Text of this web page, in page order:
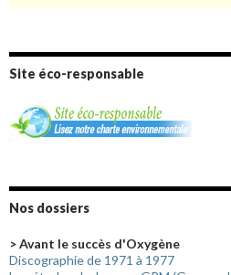
Site éco-responsable
Nos dossiers
> Avant le succès d'Oxygène
Discographie de 1971 à 1977